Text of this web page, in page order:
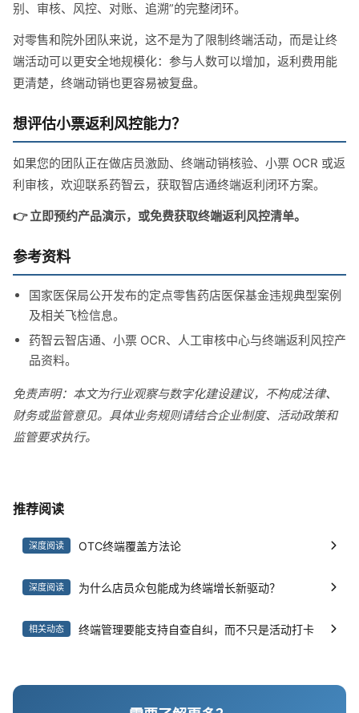
别、审核、风控、对账、追溯”的完整闭环。
对零售和院外团队来说，这不是为了限制终端活动，而是让终
端活动可以更安全地规模化：参与人数可以增加，返利费用能
更清楚，终端动销也更容易被复盘。
想评估小票返利风控能力？
如果您的团队正在做店员激励、终端动销核验、小票 OCR 或返
利审核，欢迎联系药智云，获取智店通终端返利闭环方案。
👉 立即预约产品演示，或免费获取终端返利风控清单。
参考资料
国家医保局公开发布的定点零售药店医保基金违规典型案例
及相关飞检信息。
药智云智店通、小票 OCR、人工审核中心与终端返利风控产
品资料。
免责声明：本文为行业观察与数字化建设建议，不构成法律、
财务或监管意见。具体业务规则请结合企业制度、活动政策和
监管要求执行。
推荐阅读
深度阅读 OTC终端覆盖方法论
深度阅读 为什么店员众包能成为终端增长新驱动？
相关动态 终端管理要能支持自查自纠，而不只是活动打卡